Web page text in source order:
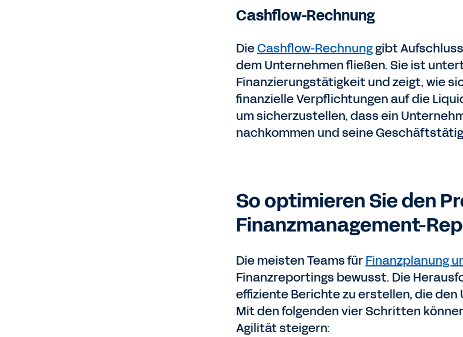
Cashflow-Rechnung
DieCashflow-Rechnunggibt
dem Unternehmen fließen. Sie ist
Finanzierungstätigkeit und zeigt, wie
finanzielle Verpflichtungen auf die
um sicherzustellen, dass ein
nachkommen und seine
So optimieren Sie den
Finanzmanagement-
Die meisten Teams fürFinanzplanung
Finanzreportings bewusst. Die
effiziente Berichte zu erstellen, die
Mit den folgenden vier Schritten
Agilität steigern: